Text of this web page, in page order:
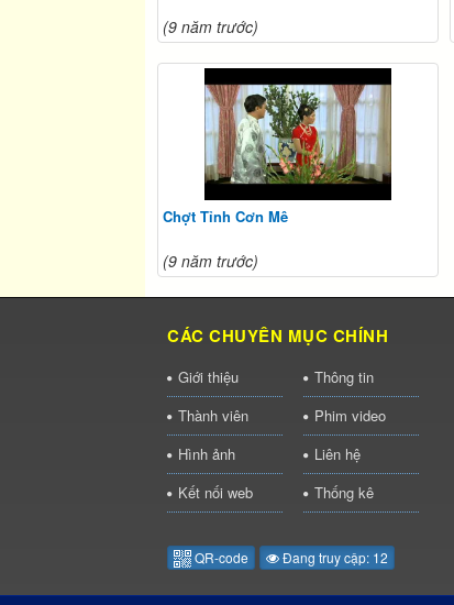
(9 năm trước)
Chợt Tỉnh Cơn Mê
(9 năm trước)
CÁC CHUYÊN MỤC CHÍNH
Giới thiệu
Thông tin
Thành viên
Phim video
Hình ảnh
Liên hệ
Kết nối web
Thống kê
QR-code Đang truy cập: 12